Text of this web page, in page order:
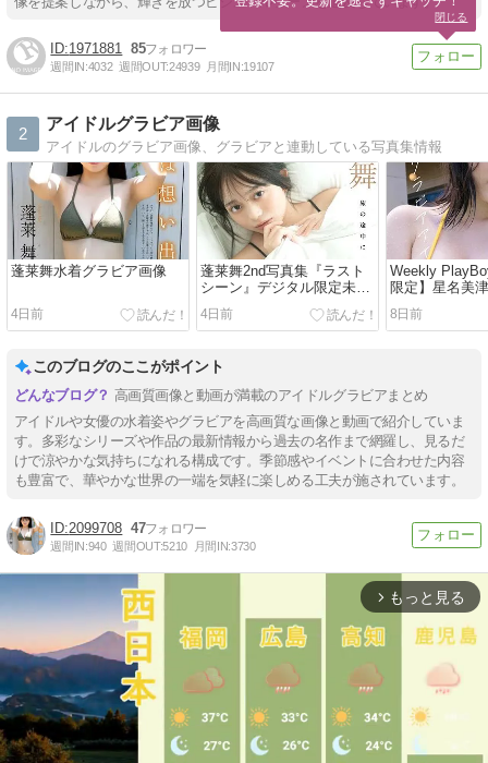
1971881 85
週間IN:4032 週間OUT:24939 月間IN:19107
2
アイドルグラビア画像
アイドルのグラビア画像、グラビアと連動している写真集情報
蓬莱舞水着グラビア画像
4日前
蓬莱舞2nd写真集『ラスト
シーン』デジタル限定未公
開カット版 旅の途中に
4日前
Weekly
限定】星名美
「だってグラ
ル」
8日前
このブログのここがポイント
高画質画像と動画が満載のアイドルグラビアまとめ
アイドルや女優の水着姿やグラビアを高画質な画像と動画で紹介していま
す。多彩なシリーズや作品の最新情報から過去の名作まで網羅し、見るだ
けで涼やかな気持ちになれる構成です。季節感やイベントに合わせた内容
も豊富で、華やかな世界の一端を気軽に楽しめる工夫が施されています。
2099708 47
週間IN:940 週間OUT:5210 月間IN:3730
arrow_forward_ios もっと見る
閉じる